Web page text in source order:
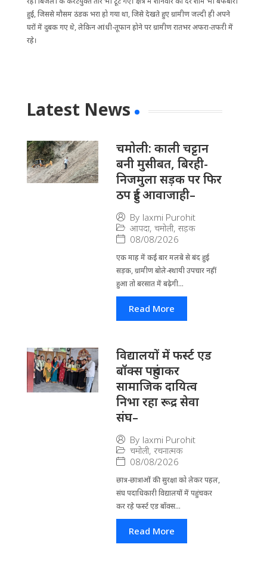
हुई, जिससे मौसम ठंडक भरा हो गया था, जिसे देखते हुए ग्रामीण जल्दी ही अपने
घरों में दुबक गए थे, लेकिन आंधी-तूफान होने पर ग्रामीण रातभर अफरा-तफरी में
रहे।
Latest News
चमोली: काली चट्टान
बनी मुसीबत, बिरही-
निजमुला सड़क पर फिर
ठप हुई आवाजाही–
By laxmi Purohit
आपदा, चमोली, सड़क
08/08/2026
एक माह में कई बार मलबे से बंद हुई
सड़क, ग्रामीण बोले-स्थायी उपचार नहीं
हुआ तो बरसात में बढ़ेगी...
Read More
विद्यालयों में फर्स्ट एड
बॉक्स पहुंचाकर
सामाजिक दायित्व
निभा रहा रूद्र सेवा
संघ–
By laxmi Purohit
चमोली, रचनात्मक
08/08/2026
छात्र-छात्राओं की सुरक्षा को लेकर पहल,
संघ पदाधिकारी विद्यालयों में पहुंचकर
कर रहे फर्स्ट एड बॉक्स...
Read More